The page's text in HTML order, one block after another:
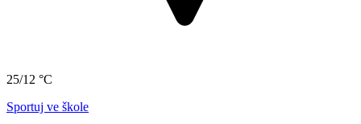
25/12 °C
Sportuj ve škole